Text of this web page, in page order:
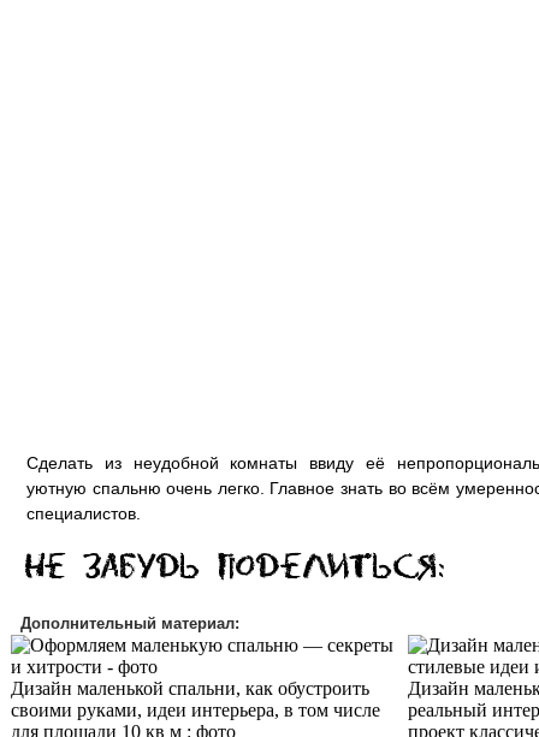
Сделать из неудобной комнаты ввиду её
уютную спальню очень легко. Главное знать во всём
специалистов.
Дополнительный материал:
Дизайн маленькой спальни, как обустроить
своими руками, идеи интерьера, в том числе
для площади 10 кв м : фото
Дизайн
реальный
проект